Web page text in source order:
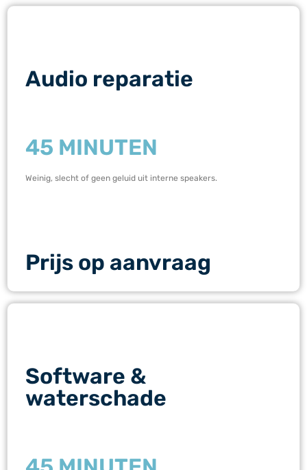
Audio reparatie
45 MINUTEN
Weinig, slecht of geen geluid uit interne speakers.
Prijs op aanvraag
Software &
waterschade